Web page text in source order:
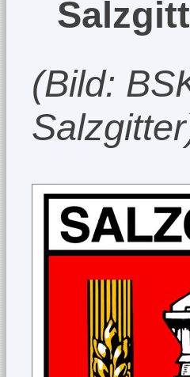
(Bild: